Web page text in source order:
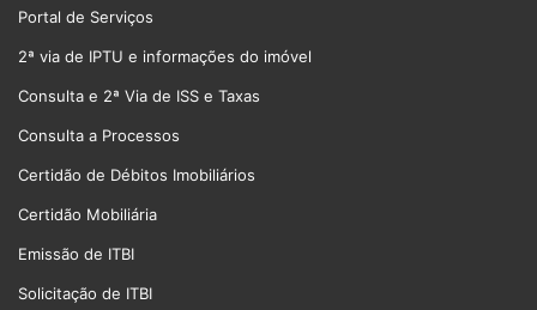
Portal de Serviços
2ª via de IPTU e informações do imóvel
Consulta e 2ª Via de ISS e Taxas
Consulta a Processos
Certidão de Débitos Imobiliários
Certidão Mobiliária
Emissão de ITBI
Solicitação de ITBI